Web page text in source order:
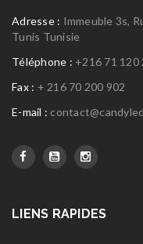
Adresse : Immeuble 3s,
Tunis Tunisie
Téléphone : +216 71 120
Fax : + 216 70 200 902
E-mail :
LIENS RAPIDES